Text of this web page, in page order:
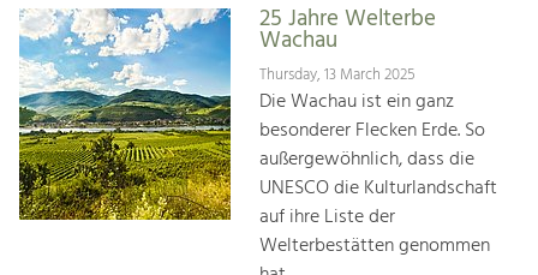
25 Jahre Welterbe
Wachau
Thursday, 13 March 2025
Die Wachau ist ein ganz
besonderer Flecken Erde. So
außergewöhnlich, dass die
UNESCO die Kulturlandschaft
auf ihre Liste der
Welterbestätten genommen